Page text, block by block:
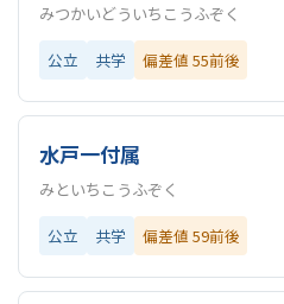
みつかいどういちこうふぞく
公立 共学 偏差値 55前後
水戸一付属
みといちこうふぞく
公立 共学 偏差値 59前後